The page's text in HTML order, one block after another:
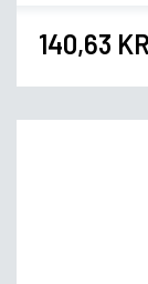
140,63 KR